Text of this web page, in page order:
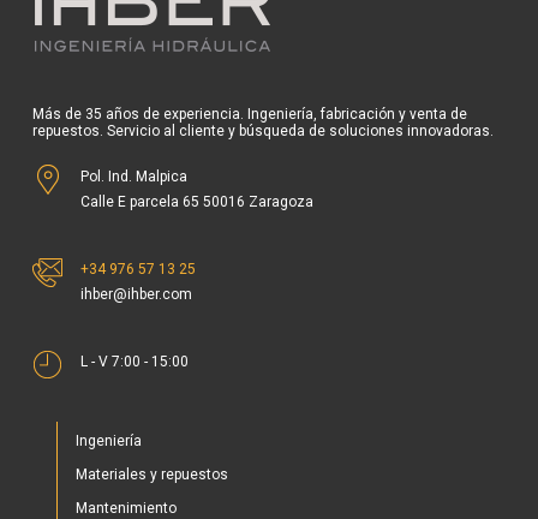
Más de 35 años de experiencia. Ingeniería, fabricación y venta de
repuestos. Servicio al cliente y búsqueda de soluciones innovadoras.
Pol. Ind. Malpica
Calle E parcela 65 50016 Zaragoza
+34 976 57 13 25
ihber@ihber.com
L - V 7:00 - 15:00
Ingeniería
Materiales y repuestos
Mantenimiento